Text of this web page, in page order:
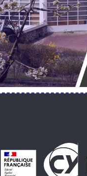
Pied de page